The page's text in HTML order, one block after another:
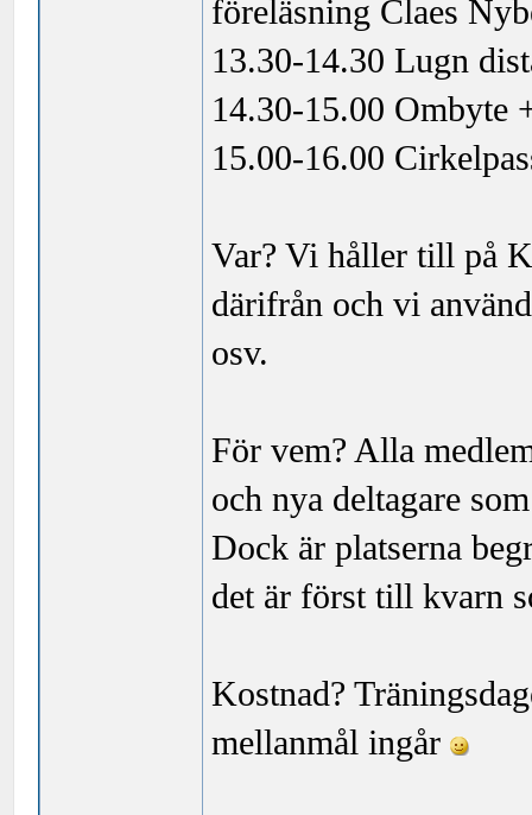
föreläsning Claes
13.30-14.30 Lugn
14.30-15.00 Ombyte
15.00-16.00
Var? Vi håller till på
därifrån och vi
osv.
För vem? Alla
och nya deltagare
Dock är platserna
det är först till kvarn
Kostnad?
mellanmål ingår